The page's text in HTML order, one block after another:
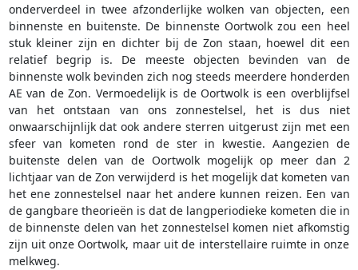
onderverdeel in twee afzonderlijke wolken van objecten, een
binnenste en buitenste. De binnenste Oortwolk zou een heel
stuk kleiner zijn en dichter bij de Zon staan, hoewel dit een
relatief begrip is. De meeste objecten bevinden van de
binnenste wolk bevinden zich nog steeds meerdere honderden
AE van de Zon. Vermoedelijk is de Oortwolk is een overblijfsel
van het ontstaan van ons zonnestelsel, het is dus niet
onwaarschijnlijk dat ook andere sterren uitgerust zijn met een
sfeer van kometen rond de ster in kwestie. Aangezien de
buitenste delen van de Oortwolk mogelijk op meer dan 2
lichtjaar van de Zon verwijderd is het mogelijk dat kometen van
het ene zonnestelsel naar het andere kunnen reizen. Een van
de gangbare theorieën is dat de langperiodieke kometen die in
de binnenste delen van het zonnestelsel komen niet afkomstig
zijn uit onze Oortwolk, maar uit de interstellaire ruimte in onze
melkweg.